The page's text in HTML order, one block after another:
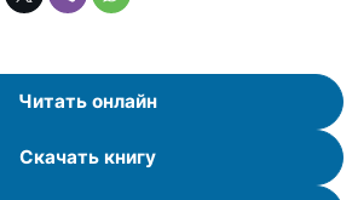
Читать онлайн
Скачать книгу